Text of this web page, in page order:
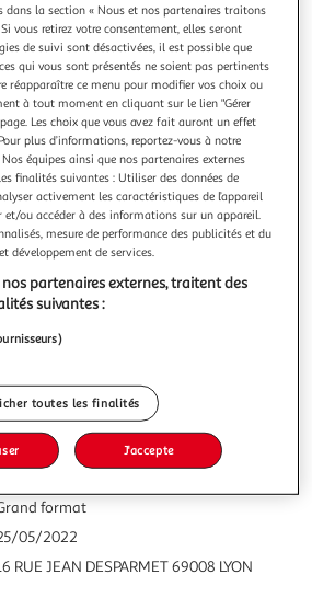
Draeger Manuela
et cauchemar se confondent, une
sommeillent dans le dortoir
se lève pas. Magda, la seule à pouvoir
la mécanique du temps, vient de
et comment, nuit après nuit,
le prix de ce produit ?
Afficher le prix
format
05/2022
RUE JEAN DESPARMET 69008 LYON
dans la section « Nous et nos partenaires traitons
vous retirez votre consentement, elles seront
de suivi sont désactivées, il est possible que
qui vous sont présentés ne soient pas pertinents
réapparaître ce menu pour modifier vos choix ou
à tout moment en cliquant sur le lien "Gérer
Les choix que vous avez fait auront un effet
plus d’informations, reportez-vous à notre
équipes ainsi que nos partenaires externes
finalités suivantes : Utiliser des données de
activement les caractéristiques de l’appareil
et/ou accéder à des informations sur un appareil.
mesure de performance des publicités et du
développement de services.
nos partenaires externes, traitent des
suivantes :
toutes les finalités
J'accepte